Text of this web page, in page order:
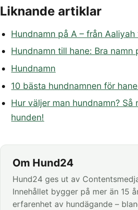
Liknande artiklar
Hundnamn på A – från Aaliyah
Hundnamn till hane: Bra namn
Hundnamn
10 bästa hundnamnen för
Hur väljer man hundnamn? Så
hunden!
Om Hund24
Hund24 ges ut av
Innehållet bygger på mer än 15
erfarenhet av hundägande –